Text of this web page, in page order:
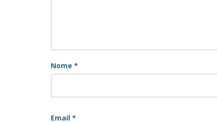
Nome *
Email *